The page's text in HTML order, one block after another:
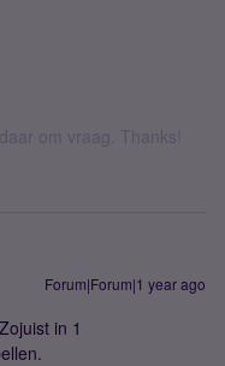
om vraag. Thanks!
Forum|Forum|1 year ago
in 1